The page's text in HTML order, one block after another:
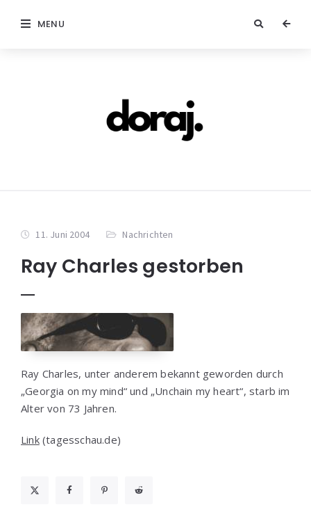
MENU
11. Juni 2004 Nachrichten
Ray Charles gestorben
Ray Charles, unter anderem bekannt geworden durch
„Georgia on my mind“ und „Unchain my heart“, starb im
Alter von 73 Jahren.
Link(tagesschau.de)